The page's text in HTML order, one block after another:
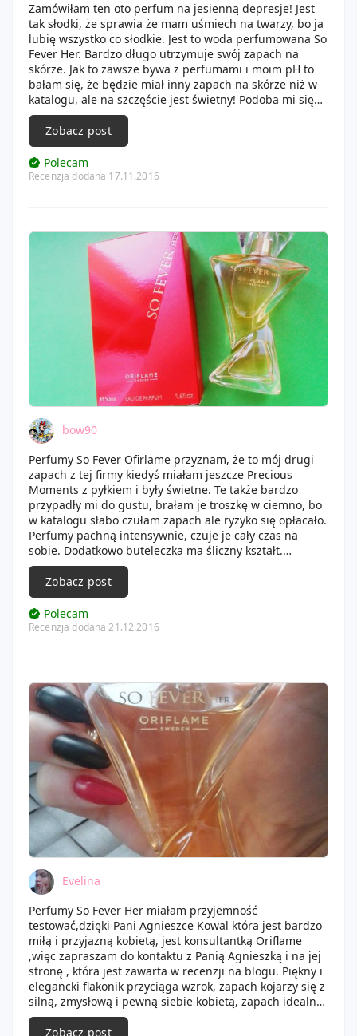
Zamówiłam ten oto perfum na jesienną depresje! Jest
tak słodki, że sprawia że mam uśmiech na twarzy, bo ja
lubię wszystko co słodkie. Jest to woda perfumowana So
Fever Her. Bardzo długo utrzymuje swój zapach na
skórze. Jak to zawsze bywa z perfumami i moim pH to
bałam się, że będzie miał inny zapach na skórze niż w
katalogu, ale na szczęście jest świetny! Podoba mi się
również jego kształt. Na pewno do niego będę wracać!
Zobacz post
Polecam
Recenzja dodana 17.11.2016
bow90
Perfumy So Fever Ofirlame przyznam, że to mój drugi
zapach z tej firmy kiedyś miałam jeszcze Precious
Moments z pyłkiem i były świetne. Te także bardzo
przypadły mi do gustu, brałam je troszkę w ciemno, bo
w katalogu słabo czułam zapach ale ryzyko się opłacało.
Perfumy pachną intensywnie, czuje je cały czas na
sobie. Dodatkowo buteleczka ma śliczny kształt.
Kosztowały w ostatnim katalogu 40 zł, jak na niską półkę
to perfumy są po prostu świetne.
Zobacz post
Polecam
Recenzja dodana 21.12.2016
Evelina
Perfumy So Fever Her miałam przyjemność
testować,dzięki Pani Agnieszce Kowal która jest bardzo
miłą i przyjazną kobietą, jest konsultantką Oriflame
,więc zapraszam do kontaktu z Panią Agnieszką i na jej
stronę , która jest zawarta w recenzji na blogu. Piękny i
elegancki flakonik przyciąga wzrok, zapach kojarzy się z
silną, zmysłową i pewną siebie kobietą, zapach idealny
na wieczorną kolację randkę czy imprezę, jak również
na dzień do pracy, zapach typowo jesienno-zimowy i
Zobacz post